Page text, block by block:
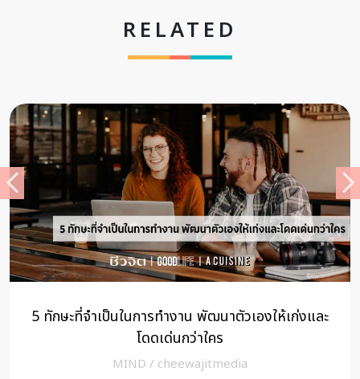
RELATED
5 ทักษะที่จำเป็นในการทำงาน พัฒนาตัวเองให้เก่งและ
โดดเด่นกว่าใคร
MIND / cheewajitmedia